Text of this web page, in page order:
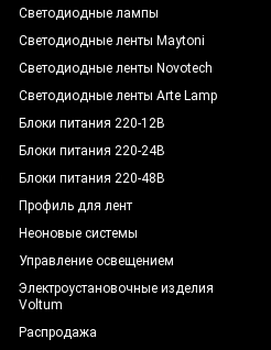
Светодиодные лампы
Светодиодные ленты Maytoni
Светодиодные ленты Novotech
Светодиодные ленты Arte Lamp
Блоки питания 220-12В
Блоки питания 220-24В
Блоки питания 220-48В
Профиль для лент
Неоновые системы
Управление освещением
Электроустановочные изделия
Voltum
Распродажа